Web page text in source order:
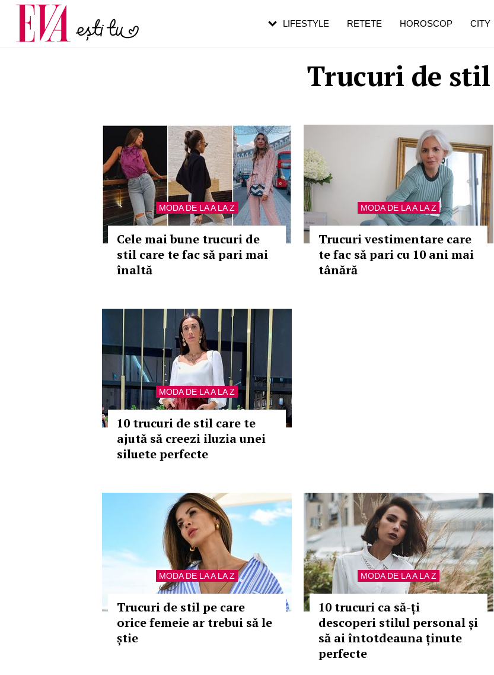
Trucuri de stil
MODA DE LA A LA Z
Cele mai bune trucuri de
stil care te fac să pari mai
înaltă
MODA DE LA A LA Z
Trucuri vestimentare care
te fac să pari cu 10 ani mai
tânără
MODA DE LA A LA Z
10 trucuri de stil care te
ajută să creezi iluzia unei
siluete perfecte
MODA DE LA A LA Z
Trucuri de stil pe care
orice femeie ar trebui să le
știe
MODA DE LA A LA Z
10 trucuri ca să-ți
descoperi stilul personal și
să ai întotdeauna ținute
perfecte
LIFESTYLE RETETE HOROSCOP CITY
Carieră
Actualitate
pe măsură ce înaintezi în vârstă
de dureroasă este investigația